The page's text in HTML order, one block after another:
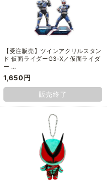
【受注販売】ツインアクリルスタン
ド 仮面ライダーG3‐X／仮面ライダ
ー …
1,650円
販売終了